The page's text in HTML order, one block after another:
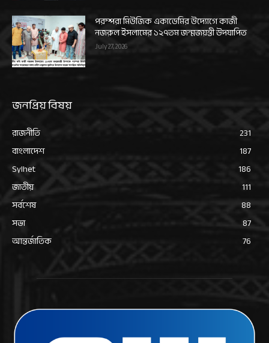
পরম্পরা মিউজিক একাডেমির উদ্যোগে কাজী
নজরুল ইসলামের ১২৭তম জন্মজয়ন্তী উদযাপিত
July 27, 2026
জনপ্রিয় বিষয়
রাজনীতি
231
বাংলাদেশ
187
Sylhet
186
জাতীয়
111
সর্বশেষ
88
সভা
87
আন্তর্জাতিক
76